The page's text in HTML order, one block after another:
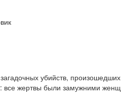
убийств,
жертвы были замужними